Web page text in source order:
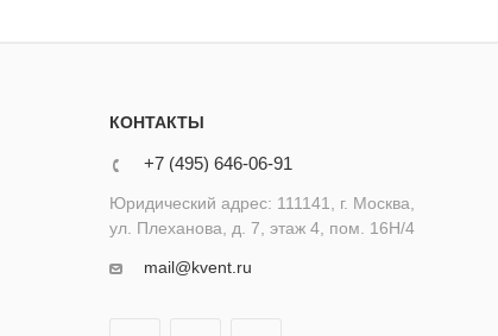
КОНТАКТЫ
+7 (495) 646-06-91
Юридический адрес: 111141, г. Москва,
ул. Плеханова, д. 7, этаж 4, пом. 16Н/4
mail@kvent.ru